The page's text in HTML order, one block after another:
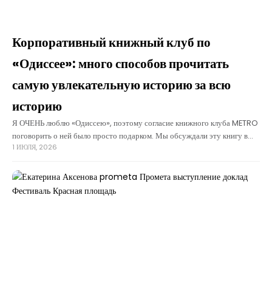
Корпоративный книжный клуб по
«Одиссее»: много способов прочитать
самую увлекательную историю за всю
историю
Я ОЧЕНЬ люблю «Одиссею», поэтому согласие книжного клуба METRO
поговорить о ней было просто подарком. Мы обсуждали эту книгу в
два приема: сначала поговорили о личном читательском опыте,
1 ИЮЛЯ, 2026